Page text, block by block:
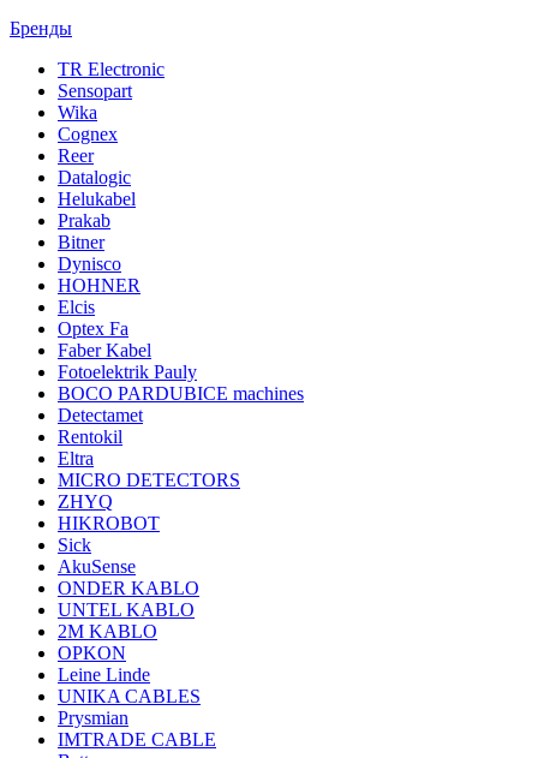
Бренды
TR Electronic
Sensopart
Wika
Cognex
Reer
Datalogic
Helukabel
Prakab
Bitner
Dynisco
HOHNER
Elcis
Optex Fa
Faber Kabel
Fotoelektrik Pauly
BOCO PARDUBICE machines
Detectamet
Rentokil
Eltra
MICRO DETECTORS
ZHYQ
HIKROBOT
Sick
AkuSense
ONDER KABLO
UNTEL KABLO
2M KABLO
OPKON
Leine Linde
UNIKA CABLES
Prysmian
IMTRADE CABLE